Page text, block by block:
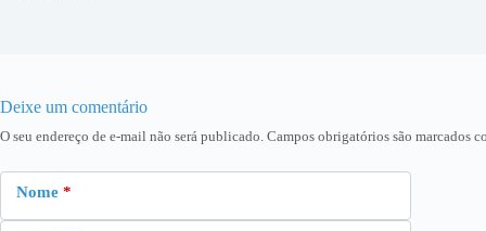
Deixe um comentário
O seu endereço de e-mail não será publicado. Campos obrigatórios são marcados
Nome *